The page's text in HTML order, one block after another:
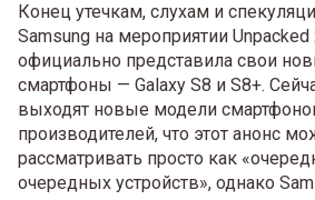
Конец утечкам, слухам и
Samsung на мероприятии
официально представила свои
смартфоны — Galaxy S8 и S8+.
выходят новые модели
производителей, что этот анонс
рассматривать просто как
очередных устройств», однако